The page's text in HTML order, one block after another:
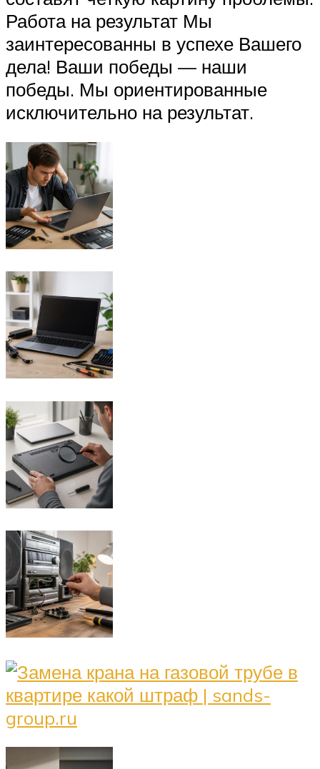
Работа на результат Мы
заинтересованны в успехе Вашего
дела! Ваши победы — наши
победы. Мы ориентированные
исключительно на результат.